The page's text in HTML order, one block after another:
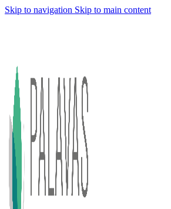
Skip to navigation Skip to main content